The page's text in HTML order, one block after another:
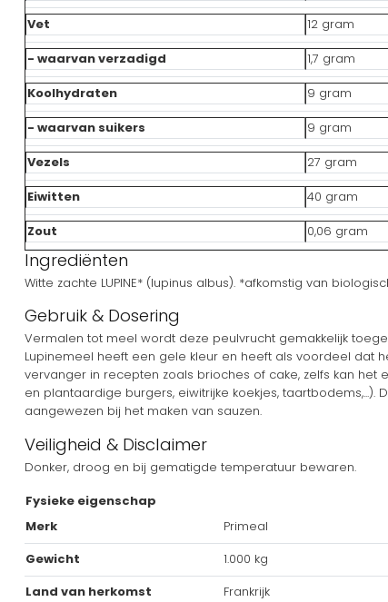
Vet
12 gram
- waarvan verzadigd
1,7 gram
Koolhydraten
9 gram
- waarvan suikers
9 gram
Vezels
27 gram
Eiwitten
40 gram
Zout
0,06 gram
Ingrediënten
Witte zachte LUPINE* (lupinus albus). *afkomstig van
Gebruik & Dosering
Vermalen tot meel wordt deze peulvrucht gemakkelijk
Lupinemeel heeft een gele kleur en heeft als voordeel dat
vervanger in recepten zoals brioches of cake, zelfs kan
en plantaardige burgers, eiwitrijke koekjes, taartbodems,...).
aangewezen bij het maken van sauzen.
Veiligheid & Disclaimer
Donker, droog en bij gematigde temperatuur bewaren.
Fysieke eigenschap
Merk
Primeal
Gewicht
1.000 kg
Land van herkomst
Frankrijk